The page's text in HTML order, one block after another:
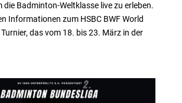
die Badminton-Weltklasse live zu erleben.
Informationen zum HSBC BWF World
das vom 18. bis 23. März in der